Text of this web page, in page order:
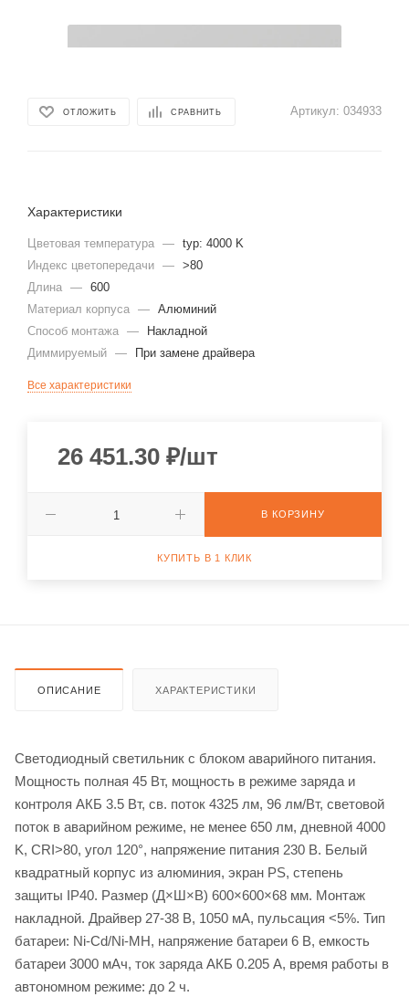
ОТЛОЖИТЬ СРАВНИТЬ Артикул: 034933
Характеристики
Цветовая температура — typ: 4000 K
Индекс цветопередачи — >80
Длина — 600
Материал корпуса — Алюминий
Способ монтажа —
Накладной
Диммируeмый — При замене драйвера
Все характеристики
26 451.30 ₽/шт
В КОРЗИНУ
КУПИТЬ В 1 КЛИК
ОПИСАНИЕ ХАРАКТЕРИСТИКИ
Светодиодный светильник с блоком аварийного питания.
Мощность полная 45 Вт, мощность в режиме заряда и
контроля АКБ 3.5 Вт, св. поток 4325 лм, 96 лм/Вт, световой
поток в аварийном режиме, не менее 650 лм, дневной 4000
K, CRI>80, угол 120°, напряжение питания 230 В. Белый
квадратный корпус из алюминия, экран PS, степень
защиты IP40. Размер (Д×Ш×В) 600×600×68 мм. Монтаж
накладной. Драйвер 27-38 В, 1050 мА, пульсация <5%. Тип
батареи: Ni-Cd/Ni-MH, напряжение батареи 6 В, емкость
батареи 3000 мАч, ток заряда АКБ 0.205 А, время работы в
автономном режиме: до 2 ч.